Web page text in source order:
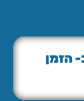
הזמן